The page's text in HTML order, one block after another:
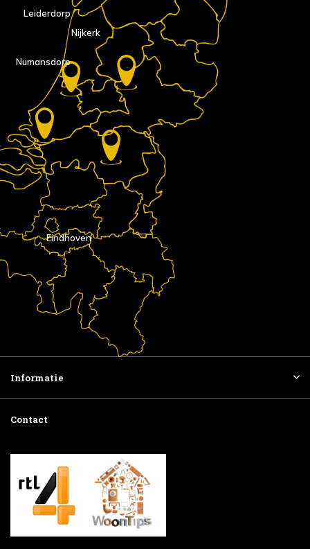
Eindhoven
Nijkerk
Numansdorp
Leiderdorp
Informatie
Contact